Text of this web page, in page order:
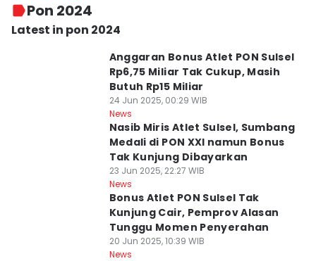
Pon 2024
Latest in pon 2024
Anggaran Bonus Atlet PON Sulsel
Rp6,75 Miliar Tak Cukup, Masih
Butuh Rp15 Miliar
24 Jun 2025, 00:29 WIB
News
Nasib Miris Atlet Sulsel, Sumbang
Medali di PON XXI namun Bonus
Tak Kunjung Dibayarkan
23 Jun 2025, 22:27 WIB
News
Bonus Atlet PON Sulsel Tak
Kunjung Cair, Pemprov Alasan
Tunggu Momen Penyerahan
20 Jun 2025, 10:39 WIB
News